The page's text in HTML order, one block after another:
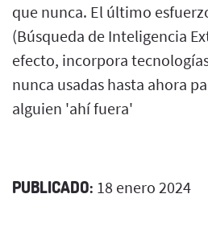
que nunca. El último
(Búsqueda de Inteligencia
efecto, incorpora
nunca usadas hasta ahora
alguien 'ahí fuera'
PUBLICADO: 18 enero 2024